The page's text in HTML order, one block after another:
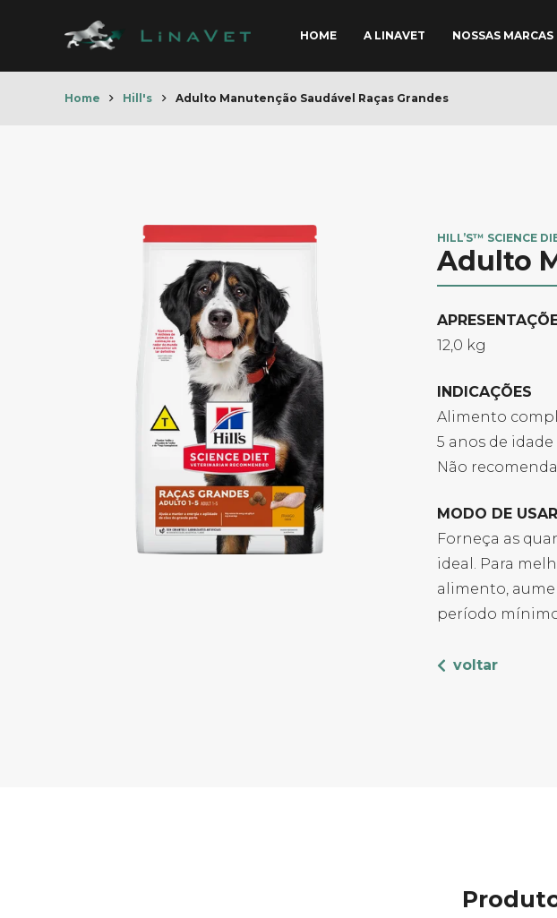
HOME A LINAVET NOSSAS MARCAS
Home Hill's Adulto Manutenção Saudável Raças Grandes
HILL’S™ SCIENCE
Adulto
12,0 kg
INDICAÇÕES
Alimento
5 anos de
Não
MODO DE USAR
Forneça as
ideal. Para
alimento,
período
voltar